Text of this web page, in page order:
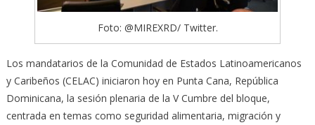
Foto: @MIREXRD/ Twitter.
Los mandatarios de la Comunidad de Estados Latinoamericanos
y Caribeños (CELAC) iniciaron hoy en Punta Cana, República
Dominicana, la sesión plenaria de la V Cumbre del bloque,
centrada en temas como seguridad alimentaria, migración y